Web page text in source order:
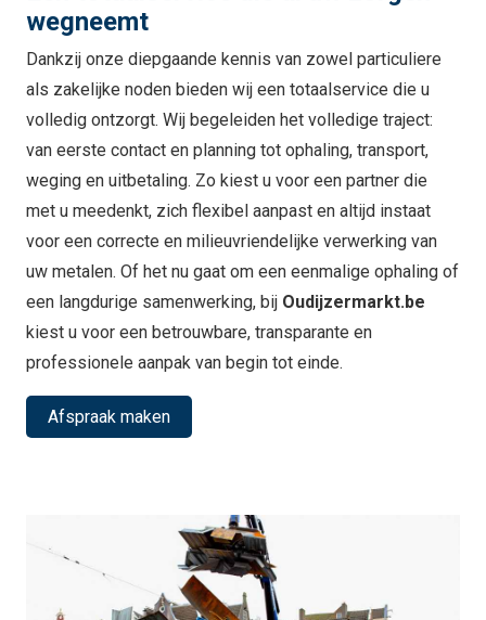
wegneemt
Dankzij onze diepgaande kennis van zowel particuliere
als zakelijke noden bieden wij een totaalservice die u
volledig ontzorgt. Wij begeleiden het volledige traject:
van eerste contact en planning tot ophaling, transport,
weging en uitbetaling. Zo kiest u voor een partner die
met u meedenkt, zich flexibel aanpast en altijd instaat
voor een correcte en milieuvriendelijke verwerking van
uw metalen. Of het nu gaat om een eenmalige ophaling of
een langdurige samenwerking, bij Oudijzermarkt.be
kiest u voor een betrouwbare, transparante en
professionele aanpak van begin tot einde.
Afspraak maken